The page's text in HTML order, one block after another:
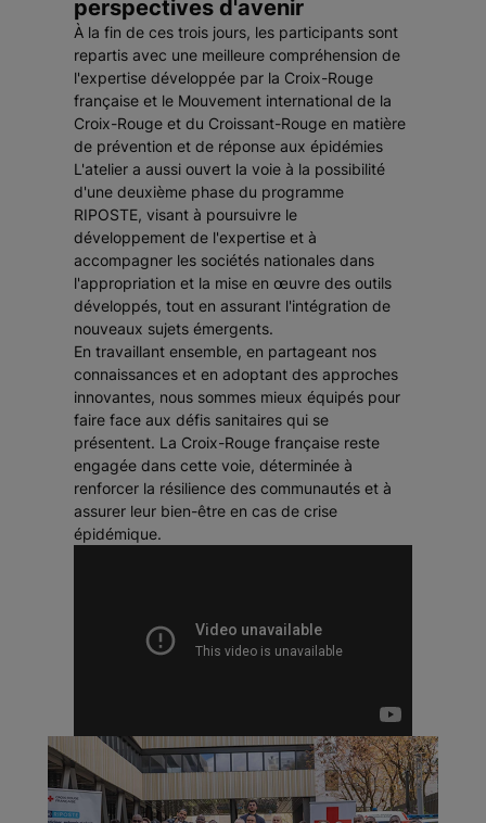
perspectives d'avenir
À la fin de ces trois jours, les participants sont
repartis avec une meilleure compréhension de
l'expertise développée par la Croix-Rouge
française et le Mouvement international de la
Croix-Rouge et du Croissant-Rouge en matière
de prévention et de réponse aux épidémies
L'atelier a aussi ouvert la voie à la possibilité
d'une deuxième phase du programme
RIPOSTE, visant à poursuivre le
développement de l'expertise et à
accompagner les sociétés nationales dans
l'appropriation et la mise en œuvre des outils
développés, tout en assurant l'intégration de
nouveaux sujets émergents.
En travaillant ensemble, en partageant nos
connaissances et en adoptant des approches
innovantes, nous sommes mieux équipés pour
faire face aux défis sanitaires qui se
présentent. La Croix-Rouge française reste
engagée dans cette voie, déterminée à
renforcer la résilience des communautés et à
assurer leur bien-être en cas de crise
épidémique.